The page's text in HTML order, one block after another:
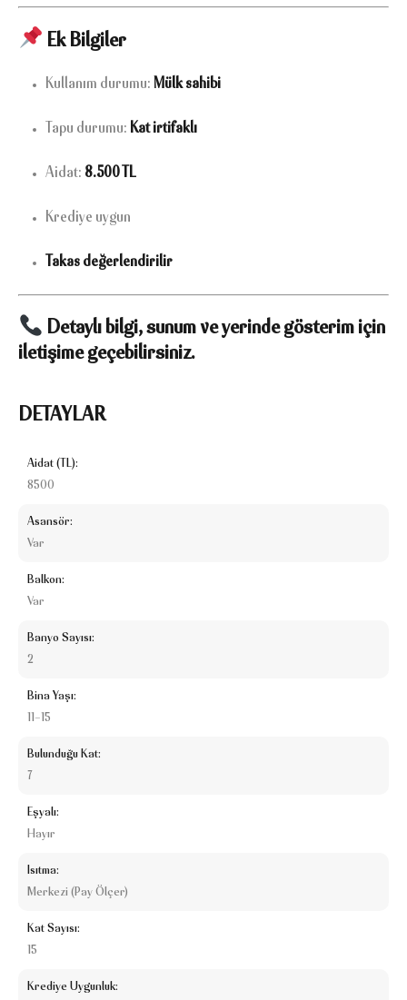
Ek Bilgiler
Kullanım durumu: Mülk sahibi
Tapu durumu: Kat irtifaklı
Aidat: 8.500 TL
Krediye uygun
Takas değerlendirilir
Detaylı bilgi, sunum ve yerinde gösterim için
iletişime geçebilirsiniz.
DETAYLAR
Aidat (TL):
8500
Asansör:
Var
Balkon:
Var
Banyo Sayısı:
2
Bina Yaşı:
11-15
Bulunduğu Kat:
7
Eşyalı:
Hayır
Isıtma:
Merkezi (Pay Ölçer)
Kat Sayısı:
15
Krediye Uygunluk: